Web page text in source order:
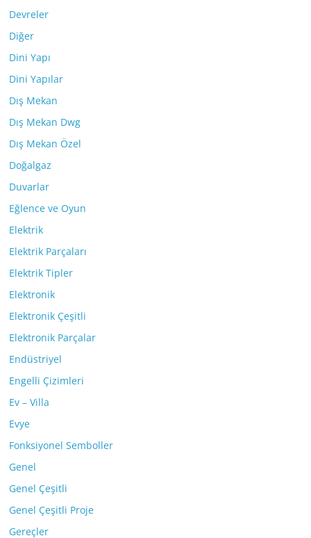
Devreler
Diğer
Dini Yapı
Dini Yapılar
Dış Mekan
Dış Mekan Dwg
Dış Mekan Özel
Doğalgaz
Duvarlar
Eğlence ve Oyun
Elektrik
Elektrik Parçaları
Elektrik Tipler
Elektronik
Elektronik Çeşitli
Elektronik Parçalar
Endüstriyel
Engelli Çizimleri
Ev – Villa
Evye
Fonksiyonel Semboller
Genel
Genel Çeşitli
Genel Çeşitli Proje
Gereçler